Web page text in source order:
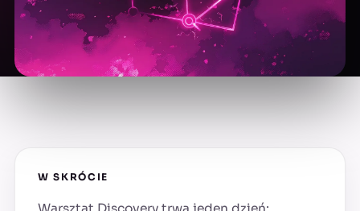
W SKRÓCIE
Warsztat Discovery trwa jeden dzień: